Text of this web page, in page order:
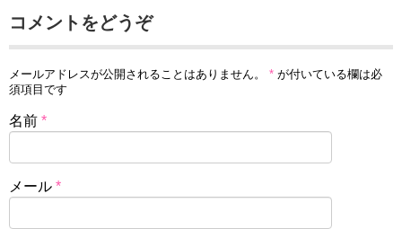
コメントをどうぞ
メールアドレスが公開されることはありません。 * が付いている欄は必
須項目です
名前 *
メール *